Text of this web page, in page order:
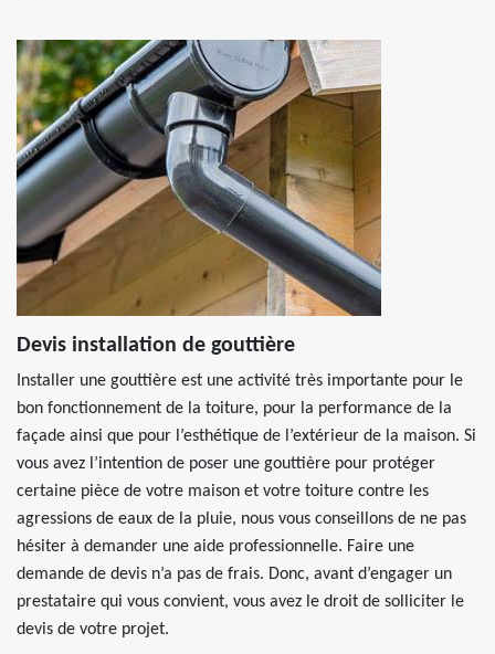
Devis installation de gouttière
Installer une gouttière est une activité très importante pour le
bon fonctionnement de la toiture, pour la performance de la
façade ainsi que pour l’esthétique de l’extérieur de la maison. Si
vous avez l’intention de poser une gouttière pour protéger
certaine pièce de votre maison et votre toiture contre les
agressions de eaux de la pluie, nous vous conseillons de ne pas
hésiter à demander une aide professionnelle. Faire une
demande de devis n’a pas de frais. Donc, avant d’engager un
prestataire qui vous convient, vous avez le droit de solliciter le
devis de votre projet.